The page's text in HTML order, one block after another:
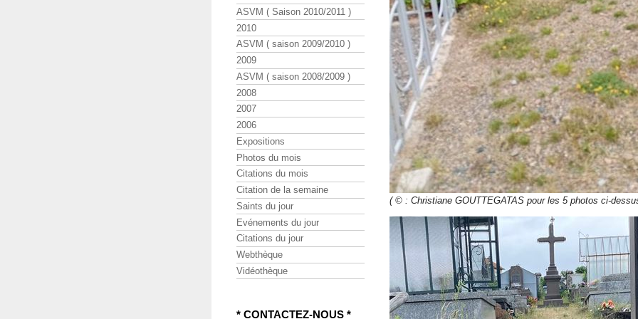
( © : Christiane GOUTTEGATAS pour les 5 photos ci-
ASVM ( Saison 2010/2011 )
2010
ASVM ( saison 2009/2010 )
2009
ASVM ( saison 2008/2009 )
2008
2007
2006
Expositions
Photos du mois
Citations du mois
Citation de la semaine
Saints du jour
Evénements du jour
Citations du jour
Webthèque
Vidéothèque
* CONTACTEZ-NOUS *